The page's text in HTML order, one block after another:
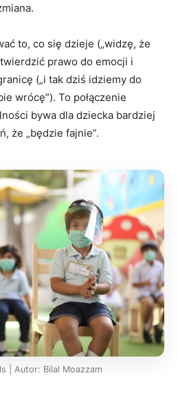
to, co się dzieje („widzę, że
prawo do emocji i
(„i tak dziś idziemy do
wrócę”). To połączenie
bywa dla dziecka bardziej
że „będzie fajnie”.
| Autor: Bilal Moazzam